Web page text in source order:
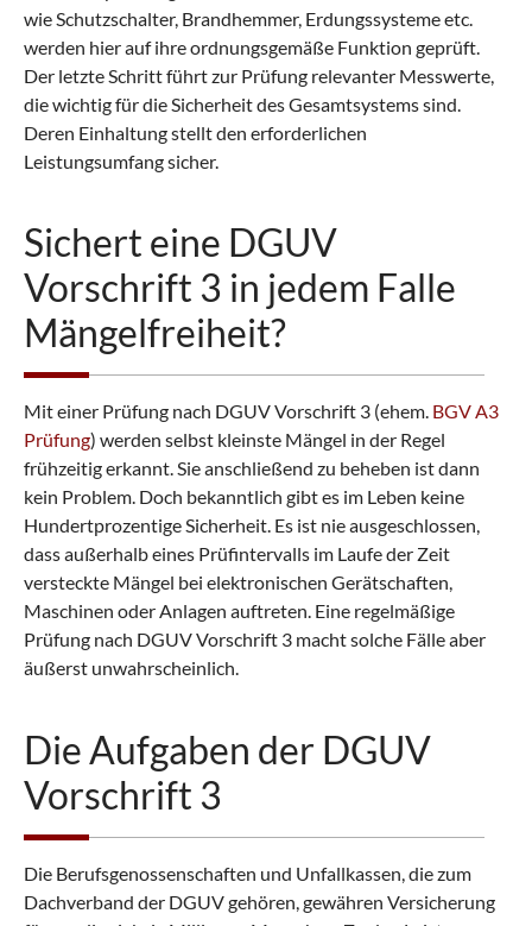
wie Schutzschalter, Brandhemmer, Erdungssysteme etc.
werden hier auf ihre ordnungsgemäße Funktion geprüft.
Der letzte Schritt führt zur Prüfung relevanter Messwerte,
die wichtig für die Sicherheit des Gesamtsystems sind.
Deren Einhaltung stellt den erforderlichen
Leistungsumfang sicher.
Sichert eine DGUV
Vorschrift 3 in jedem Falle
Mängelfreiheit?
Mit einer Prüfung nach DGUV Vorschrift 3 (ehem. BGV A3
Prüfung) werden selbst kleinste Mängel in der Regel
frühzeitig erkannt. Sie anschließend zu beheben ist dann
kein Problem. Doch bekanntlich gibt es im Leben keine
Hundertprozentige Sicherheit. Es ist nie ausgeschlossen,
dass außerhalb eines Prüfintervalls im Laufe der Zeit
versteckte Mängel bei elektronischen Gerätschaften,
Maschinen oder Anlagen auftreten. Eine regelmäßige
Prüfung nach DGUV Vorschrift 3 macht solche Fälle aber
äußerst unwahrscheinlich.
Die Aufgaben der DGUV
Vorschrift 3
Die Berufsgenossenschaften und Unfallkassen, die zum
Dachverband der DGUV gehören, gewähren Versicherung